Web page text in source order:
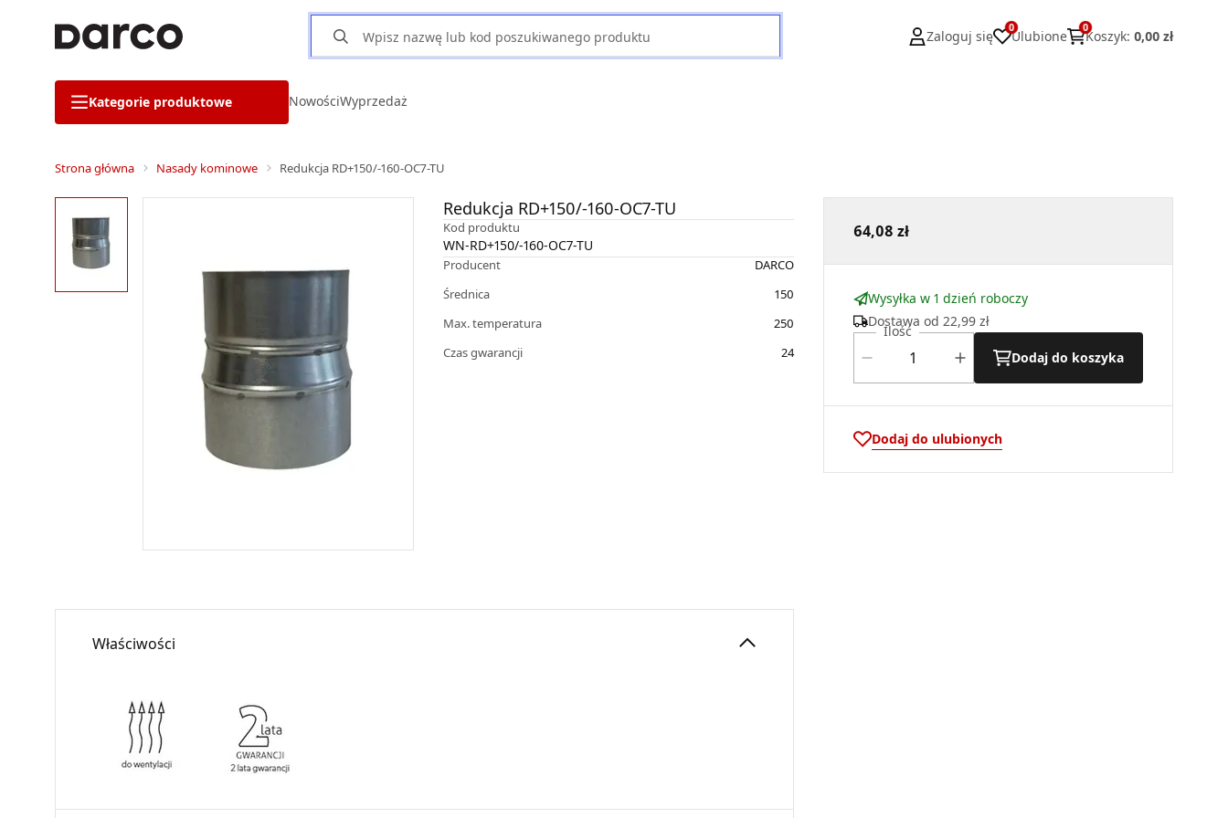
Zaloguj się
0
Ulubione
0
Koszyk: 0,00 zł
Kategorie produktowe NowościWyprzedaż
Strona główna Nasady kominowe Redukcja RD+150/-160-OC7-TU
Redukcja RD+150/-160-OC7-TU
Kod produktu
WN-RD+150/-160-OC7-TU
Producent
DARCO
Średnica
150
Max. temperatura
250
Czas gwarancji
24
64,08 zł
Wysyłka w 1 dzień roboczy
Dostawa od 22,99 zł
Ilość
Dodaj do koszyka
Dodaj do ulubionych
Właściwości